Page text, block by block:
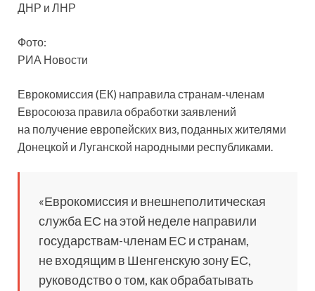
Фото:
РИА Новости
Еврокомиссия (ЕК) направила странам-членам
Евросоюза правила обработки заявлений
на получение европейских виз, поданных жителями
Донецкой и Луганской народными республиками.
«Еврокомиссия и внешнеполитическая
служба ЕС на этой неделенаправили
государствам-членам ЕС и странам,
не входящим в Шенгенскую зону ЕС,
руководство о том, как обрабатывать